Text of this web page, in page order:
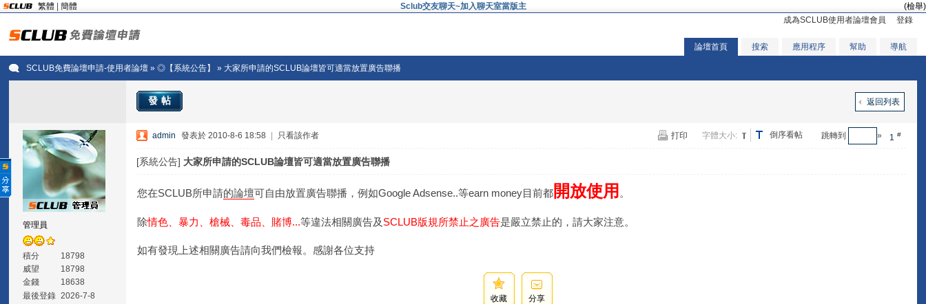
繁體 簡體 Sclub交友聊天~加入聊天室當版主
(檢舉)
成為SCLUB使用者論壇會員
登錄
論壇首頁 搜索 應用程序 幫助 導航
SCLUB免費論壇申請-使用者論壇 »◎【系統公告】 » 大家所申請的SCLUB論壇皆可適當放置廣告聯播
返回列表
發帖
管理員
積分
18798
威望
18798
金錢
18638
最後登錄 2026-7-8
1 #
跳轉到 »
倒序看帖
打印 字體大小:
admin 發表於 2010-8-6 18:58 只看該作者
[系統公告] 大家所申請的SCLUB論壇皆可適當放置廣告聯播
您在SCLUB所申請的論壇可自由放置廣告聯播，例如Google Adsense..等earn money目前都 開放使用 。
除情色、暴力、槍械、毒品、賭博...等違法相關廣告及 SCLUB版規所禁止之廣告是嚴立禁止的，請大家注意。
如有發現上述相關廣告請向我們檢報。感謝各位支持
收藏 分享